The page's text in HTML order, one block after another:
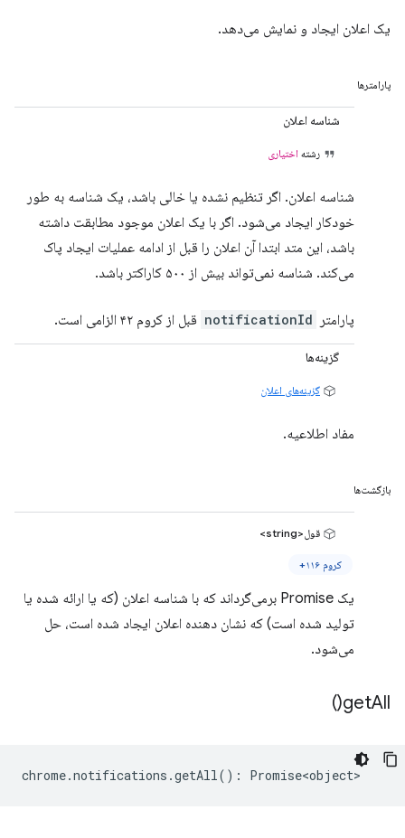
یک اعلان ایجاد و نمایش می‌دهد.
پارامترها
شناسه اعلان
رشته اختیاری
شناسه اعلان. اگر تنظیم نشده یا خالی باشد، یک شناسه به طور
خودکار ایجاد می‌شود. اگر با یک اعلان موجود مطابقت داشته
باشد، این متد ابتدا آن اعلان را قبل از ادامه عملیات ایجاد پاک
می‌کند. شناسه نمی‌تواند بیش از ۵۰۰ کاراکتر باشد.
پارامتر notificationId قبل از کروم ۴۲ الزامی است.
گزینه‌ها
گزینه‌های اعلان
مفاد اطلاعیه.
بازگشت‌ها
قول<string>
کروم ۱۱۶+
یک Promise برمی‌گرداند که با شناسه اعلان (که یا ارائه شده یا
تولید شده است) که نشان دهنده اعلان ایجاد شده است، حل
می‌شود.
getAll(
)
chrome.notifications .getAll() : Promise<object>